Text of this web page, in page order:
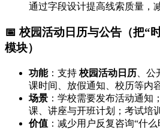
通过字段设计提高线索质量，
📅 校园活动日历与公告（把“
模块）
功能：支持 校园活动日历 、
课时间、放假通知、校历等内
场景 ：学校需要发布活动通知
课、讲座与开班计划；考试培
价值 ：减少用户反复咨询“什